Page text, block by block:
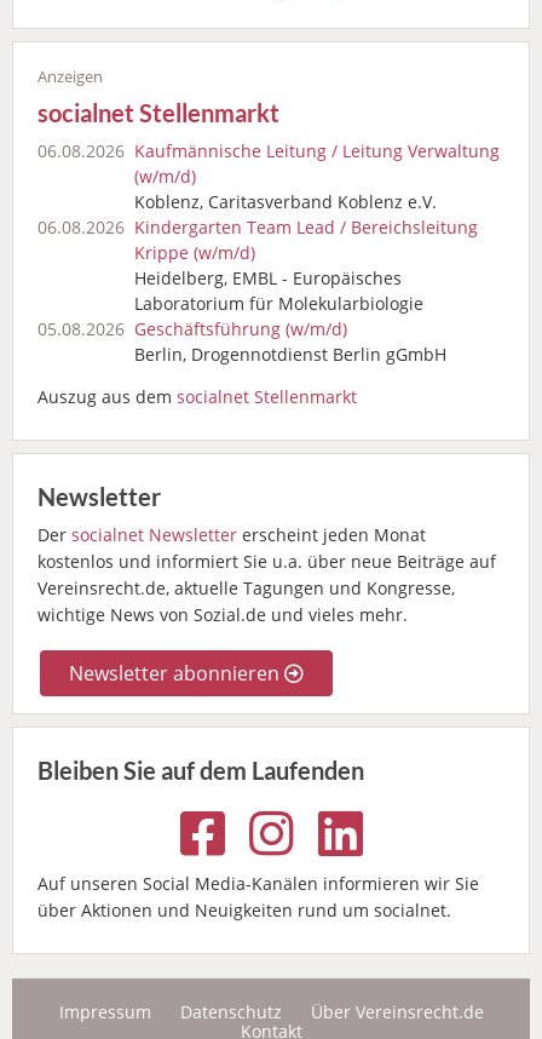
socialnet Stellenmarkt
06.08.2026 Kaufmännische Leitung / Leitung Verwaltung
(w/m/d)
Koblenz, Caritasverband Koblenz e.V.
06.08.2026 Kindergarten Team Lead / Bereichsleitung
Krippe (w/m/d)
Heidelberg, EMBL - Europäisches
Laboratorium für Molekularbiologie
05.08.2026 Geschäftsführung (w/m/d)
Berlin, Drogennotdienst Berlin gGmbH
Auszug aus dem socialnet Stellenmarkt
Newsletter
Der socialnet Newsletter erscheint jeden Monat
kostenlos und informiert Sie u.a. über neue Beiträge auf
Vereinsrecht.de, aktuelle Tagungen und Kongresse,
wichtige News von Sozial.de und vieles mehr.
Newsletter abonnieren
Bleiben Sie auf dem Laufenden
Auf unseren Social Media-Kanälen informieren wir Sie
über Aktionen und Neuigkeiten rund um socialnet.
Impressum Datenschutz
Über Vereinsrecht.de
Kontakt